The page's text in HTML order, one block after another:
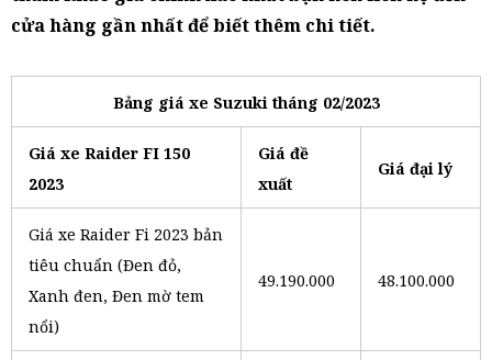
cửa hàng gần nhất để biết thêm chi tiết.
Bảng giá xe Suzuki tháng 02/2023
Giá xe Raider FI 150
2023
Giá đề
xuất
Giá đại lý
Giá xe Raider Fi 2023 bản
tiêu chuẩn (Đen đỏ,
Xanh đen, Đen mờ tem
nổi)
49.190.000 48.100.000